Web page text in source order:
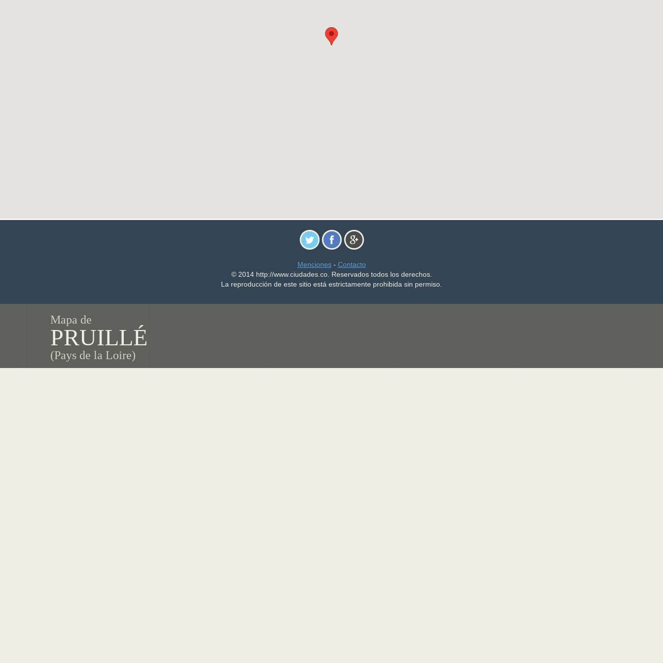
Menciones- Contacto
© 2014 http://www.ciudades.co. Reservados todos los derechos.
La reproducción de este sitio está estrictamente prohibida sin permiso.
Mapa de
PRUILLÉ
(Pays de la Loire)